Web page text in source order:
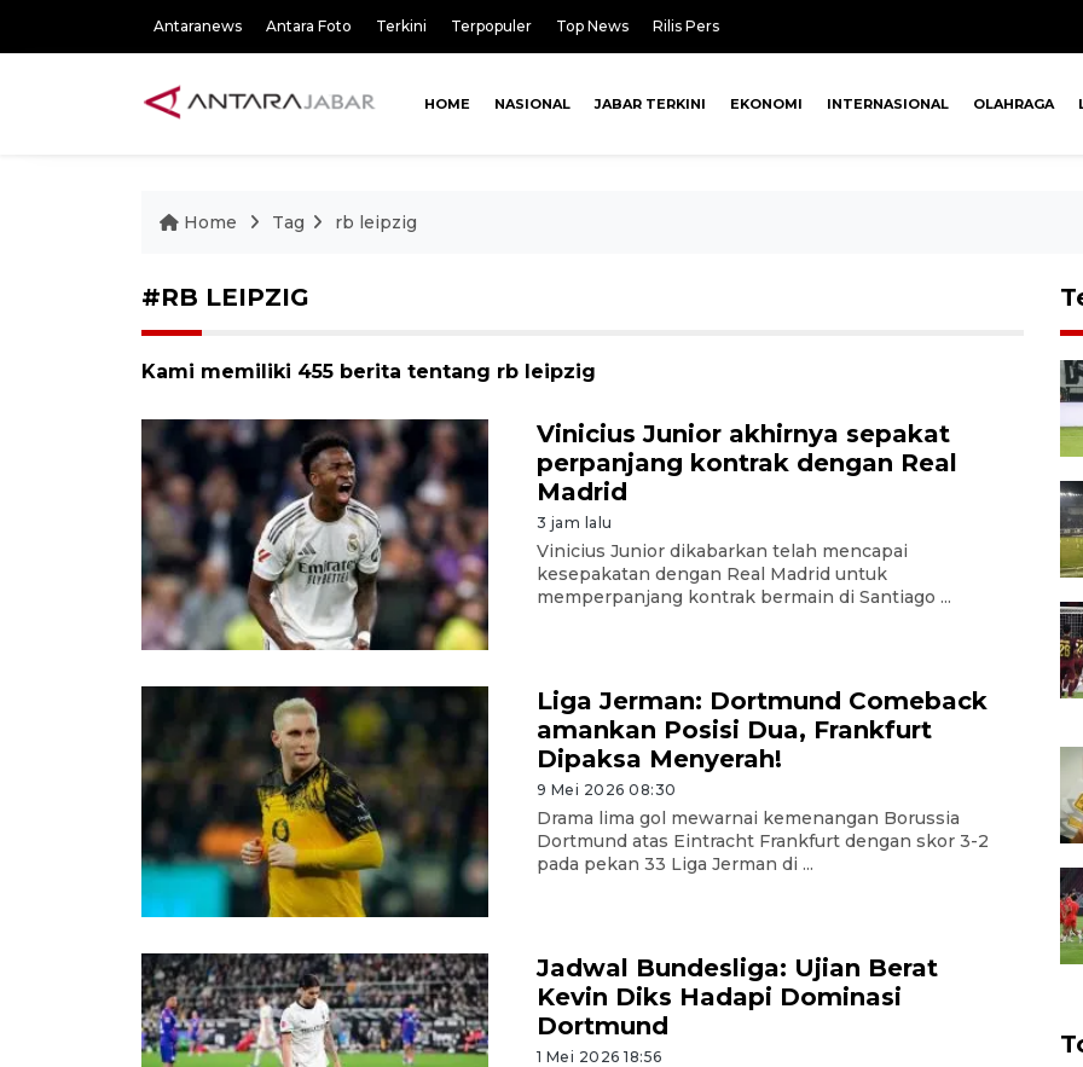
Antaranews Antara Foto Terkini Terpopuler Top News Rilis Pers
HOME NASIONAL JABAR TERKINI EKONOMI INTERNASIONAL OLAHRAGA
Home Tag rb leipzig
#RB LEIPZIG
Kami memiliki 455 berita tentang rb leipzig
Vinicius Junior akhirnya sepakat
perpanjang kontrak dengan Real
Madrid
3 jam lalu
Vinicius Junior dikabarkan telah mencapai
kesepakatan dengan Real Madrid untuk
memperpanjang kontrak bermain di Santiago ...
Liga Jerman: Dortmund Comeback
amankan Posisi Dua, Frankfurt
Dipaksa Menyerah!
9 Mei 2026 08:30
Drama lima gol mewarnai kemenangan Borussia
Dortmund atas Eintracht Frankfurt dengan skor 3-2
pada pekan 33 Liga Jerman di ...
Jadwal Bundesliga: Ujian Berat
Kevin Diks Hadapi Dominasi
Dortmund
1 Mei 2026 18:56